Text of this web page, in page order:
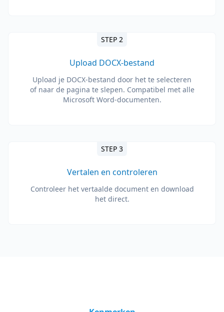
STEP 2
Upload DOCX-bestand
Upload je DOCX-bestand door het te selecteren
of naar de pagina te slepen. Compatibel met alle
Microsoft Word-documenten.
STEP 3
Vertalen en controleren
Controleer het vertaalde document en download
het direct.